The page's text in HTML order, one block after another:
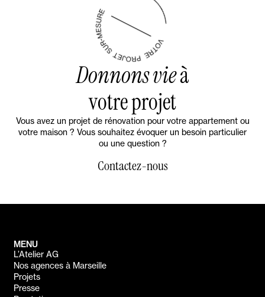
Donnons vieà
votre projet
Vous avez un projet de rénovation pour votre appartement ou
votre maison ? Vous souhaitez évoquer un besoin particulier
ou une question ?
Contactez-nous
MENU
L’Atelier AG
Nos agences à Marseille
Projets
Presse